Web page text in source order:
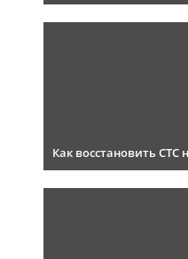
Как восстановить СТС